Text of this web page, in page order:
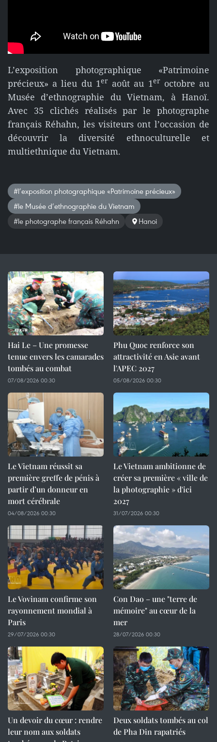
L’exposition photographique «Patrimoine
précieux» a lieu du 1eraoût au 1eroctobre au
Musée d’ethnographie du Vietnam, à Hanoï.
Avec 35 clichés réalisés par le photographe
français Réhahn, les visiteurs ont l’occasion de
découvrir la diversité ethnoculturelle et
multiethnique du Vietnam.
#l’exposition photographique «Patrimoine précieux»
#le Musée d’ethnographie du Vietnam
#le photographe français Réhahn
Hanoi
Hai Le – Une promesse
tenue envers les camarades
tombés au combat
07/08/2026 00:30
Phu Quoc renforce son
attractivité en Asie avant
l'APEC 2027
05/08/2026 00:30
Le Vietnam réussit sa
première greffe de pénis à
partir d’un donneur en
mort cérébrale
04/08/2026 00:30
Le Vietnam ambitionne de
créer sa première « ville de
la photographie » d'ici
2027
31/07/2026 00:30
Le Vovinam confirme son
rayonnement mondial à
Paris
29/07/2026 00:30
Con Dao – une "terre de
mémoire" au cœur de la
mer
28/07/2026 00:30
Un devoir du cœur : rendre
leur nom aux soldats
Deux soldats tombés au col
de Pha Din rapatriés